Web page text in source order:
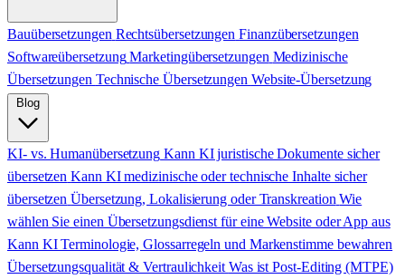
Bauübersetzungen Rechtsübersetzungen Finanzübersetzungen
Softwareübersetzung Marketingübersetzungen Medizinische
Übersetzungen Technische Übersetzungen Website-Übersetzung
KI- vs. Humanübersetzung Kann KI juristische Dokumente sicher
übersetzen Kann KI medizinische oder technische Inhalte sicher
übersetzen Übersetzung, Lokalisierung oder Transkreation Wie
wählen Sie einen Übersetzungsdienst für eine Website oder App aus
Kann KI Terminologie, Glossarregeln und Markenstimme bewahren
Übersetzungsqualität & Vertraulichkeit Was ist Post-Editing (MTPE)